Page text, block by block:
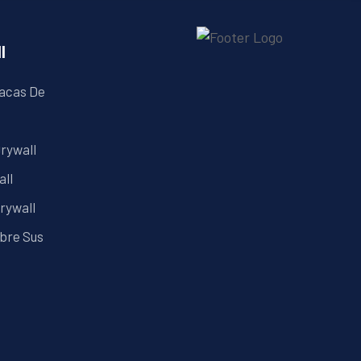
De
Sus